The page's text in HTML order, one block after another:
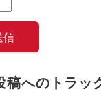
稿へのトラッ